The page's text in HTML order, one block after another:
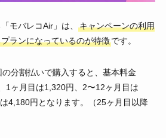
モバレコAir」は、
キャンペーンの利用
ランになっているのが特徴です。
分割払いで購入すると、基本料金
1ヶ月目は1,320円、2〜12ヶ月目は
4,180円となります。（25ヶ月目以降